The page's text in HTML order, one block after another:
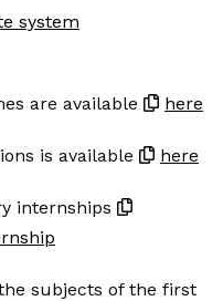
system
are available here
is available here
internships
subjects of the first